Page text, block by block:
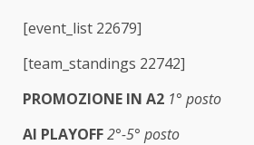
[event_list 22679]
[team_standings 22742]
PROMOZIONE IN A2 1° posto
AI PLAYOFF2°-5° posto